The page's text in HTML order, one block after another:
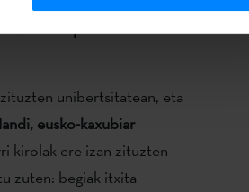
unibertsitatean, eta
eusko-kaxubiar
kirolak ere izan zituzten
zuten: begiak itxita